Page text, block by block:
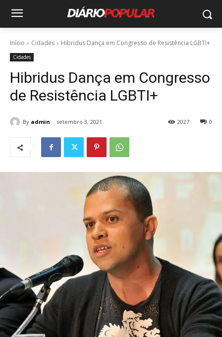
Início Cidades Hibridus Dança em Congresso de Resistência LGBTI+
Cidades
Hibridus Dança em Congresso
de Resistência LGBTI+
By admin setembro 3, 2021 0
2027